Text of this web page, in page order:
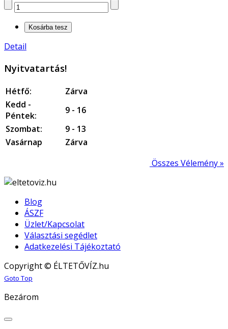
Detail
Nyitvatartás!
Hétfő:
Zárva
Kedd -
Péntek:
9 - 16
Szombat:
9 - 13
Vasárnap
Zárva
Összes Vélemény »
Blog
ÁSZF
Üzlet/Kapcsolat
Választási segédlet
Adatkezelési Tájékoztató
Copyright © ÉLTETŐVÍZ.hu
Joomla! 3 Templates
Goto Top
Bezárom